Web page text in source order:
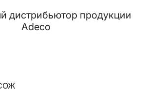
дистрибьютор продукции
Adeco